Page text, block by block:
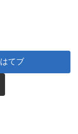
はてブ